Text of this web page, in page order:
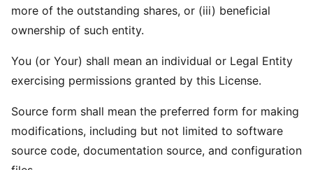
more of the outstanding shares, or (iii) beneficial
ownership of such entity.
You (or Your) shall mean an individual or Legal Entity
exercising permissions granted by this License.
Source form shall mean the preferred form for making
modifications, including but not limited to software
source code, documentation source, and configuration